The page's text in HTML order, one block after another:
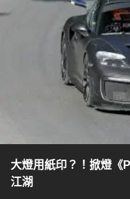
大燈用紙印？！掀燈
江湖